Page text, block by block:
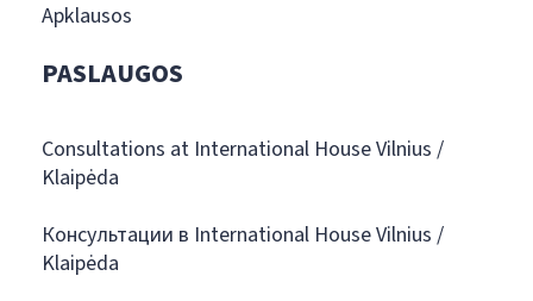
Apklausos
PASLAUGOS
Consultations at International House Vilnius /
Klaipėda
Консультации в International House Vilnius /
Klaipėda